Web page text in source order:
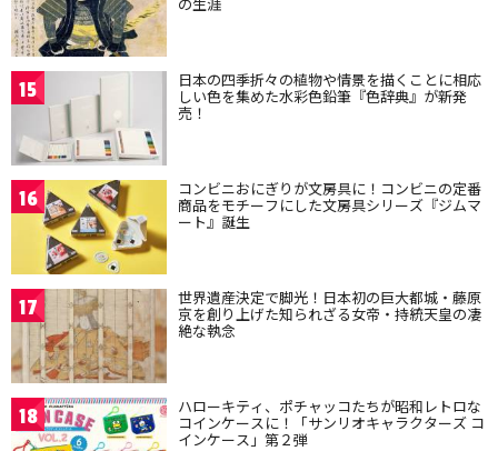
15 日本の四季折々の植物や情景を描くことに相応
しい色を集めた水彩色鉛筆『色辞典』が新発
売！
16 コンビニおにぎりが文房具に！コンビニの定番
商品をモチーフにした文房具シリーズ『ジムマ
ート』誕生
17 世界遺産決定で脚光！日本初の巨大都城・藤原
京を創り上げた知られざる女帝・持統天皇の凄
絶な執念
18 ハローキティ、ポチャッコたちが昭和レトロな
コインケースに！「サンリオキャラクターズ コ
インケース」第２弾